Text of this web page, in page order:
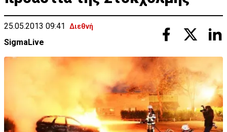
25.05.2013 09:41 Διεθνή
SigmaLive